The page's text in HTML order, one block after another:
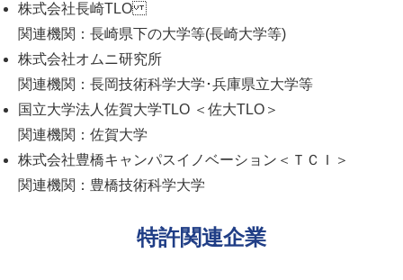
株式会社長崎TLO
関連機関：長崎県下の大学等(長崎大学等)
株式会社オムニ研究所
関連機関：長岡技術科学大学･兵庫県立大学等
国立大学法人佐賀大学TLO ＜佐大TLO＞
関連機関：佐賀大学
株式会社豊橋キャンパスイノベーション＜ＴＣＩ＞
関連機関：豊橋技術科学大学
特許関連企業